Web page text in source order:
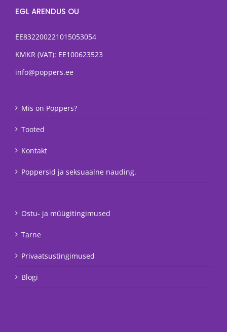
EGL ARENDUS OU
EE832200221015053054
KMKR (VAT): EE100623523
info@poppers.ee
Mis on Poppers?
Tooted
Kontakt
Poppersid ja seksuaalne nauding.
Ostu- ja müügitingimused
Tarne
Privaatsustingimused
Blogi